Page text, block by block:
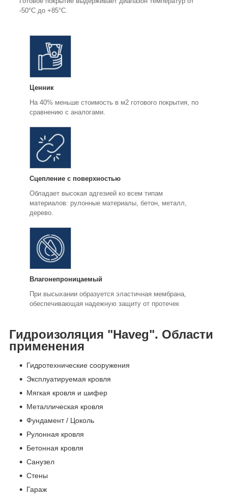
-50°С до +85°С.
Ценник
На 40% меньше стоимость в м2 готового покрытия, по
сравнению с аналогами.
Сцепление с поверхностью
Обладает высокая адгезией ко всем типам
материалов: рулонные материалы, бетон, металл,
дерево.
Влагонепроницаемый
При высыхании образуется эластичная мембрана,
обеспечивающая надежную защиту от протечек
Гидроизоляция "Haveg". Области
применения
Гидротехнические сооружения
Эксплуатируемая кровля
Мягкая кровля и шифер
Металлическая кровля
Фундамент / Цоколь
Рулонная кровля
Бетонная кровля
Санузел
Стены
Гараж